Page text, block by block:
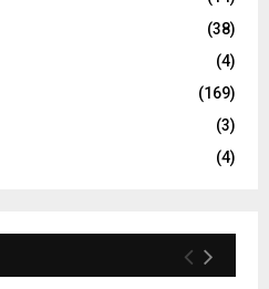
(38)
(4)
(169)
(3)
(4)